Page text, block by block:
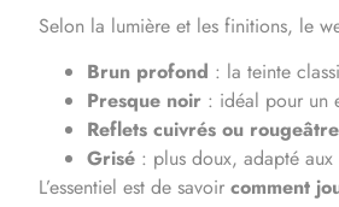
Selon la lumière et les finitions, le
Brun profond : la teinte
Presque noir : idéal pour un
Reflets cuivrés ou
Grisé : plus doux, adapté
L’essentiel est de savoir comment